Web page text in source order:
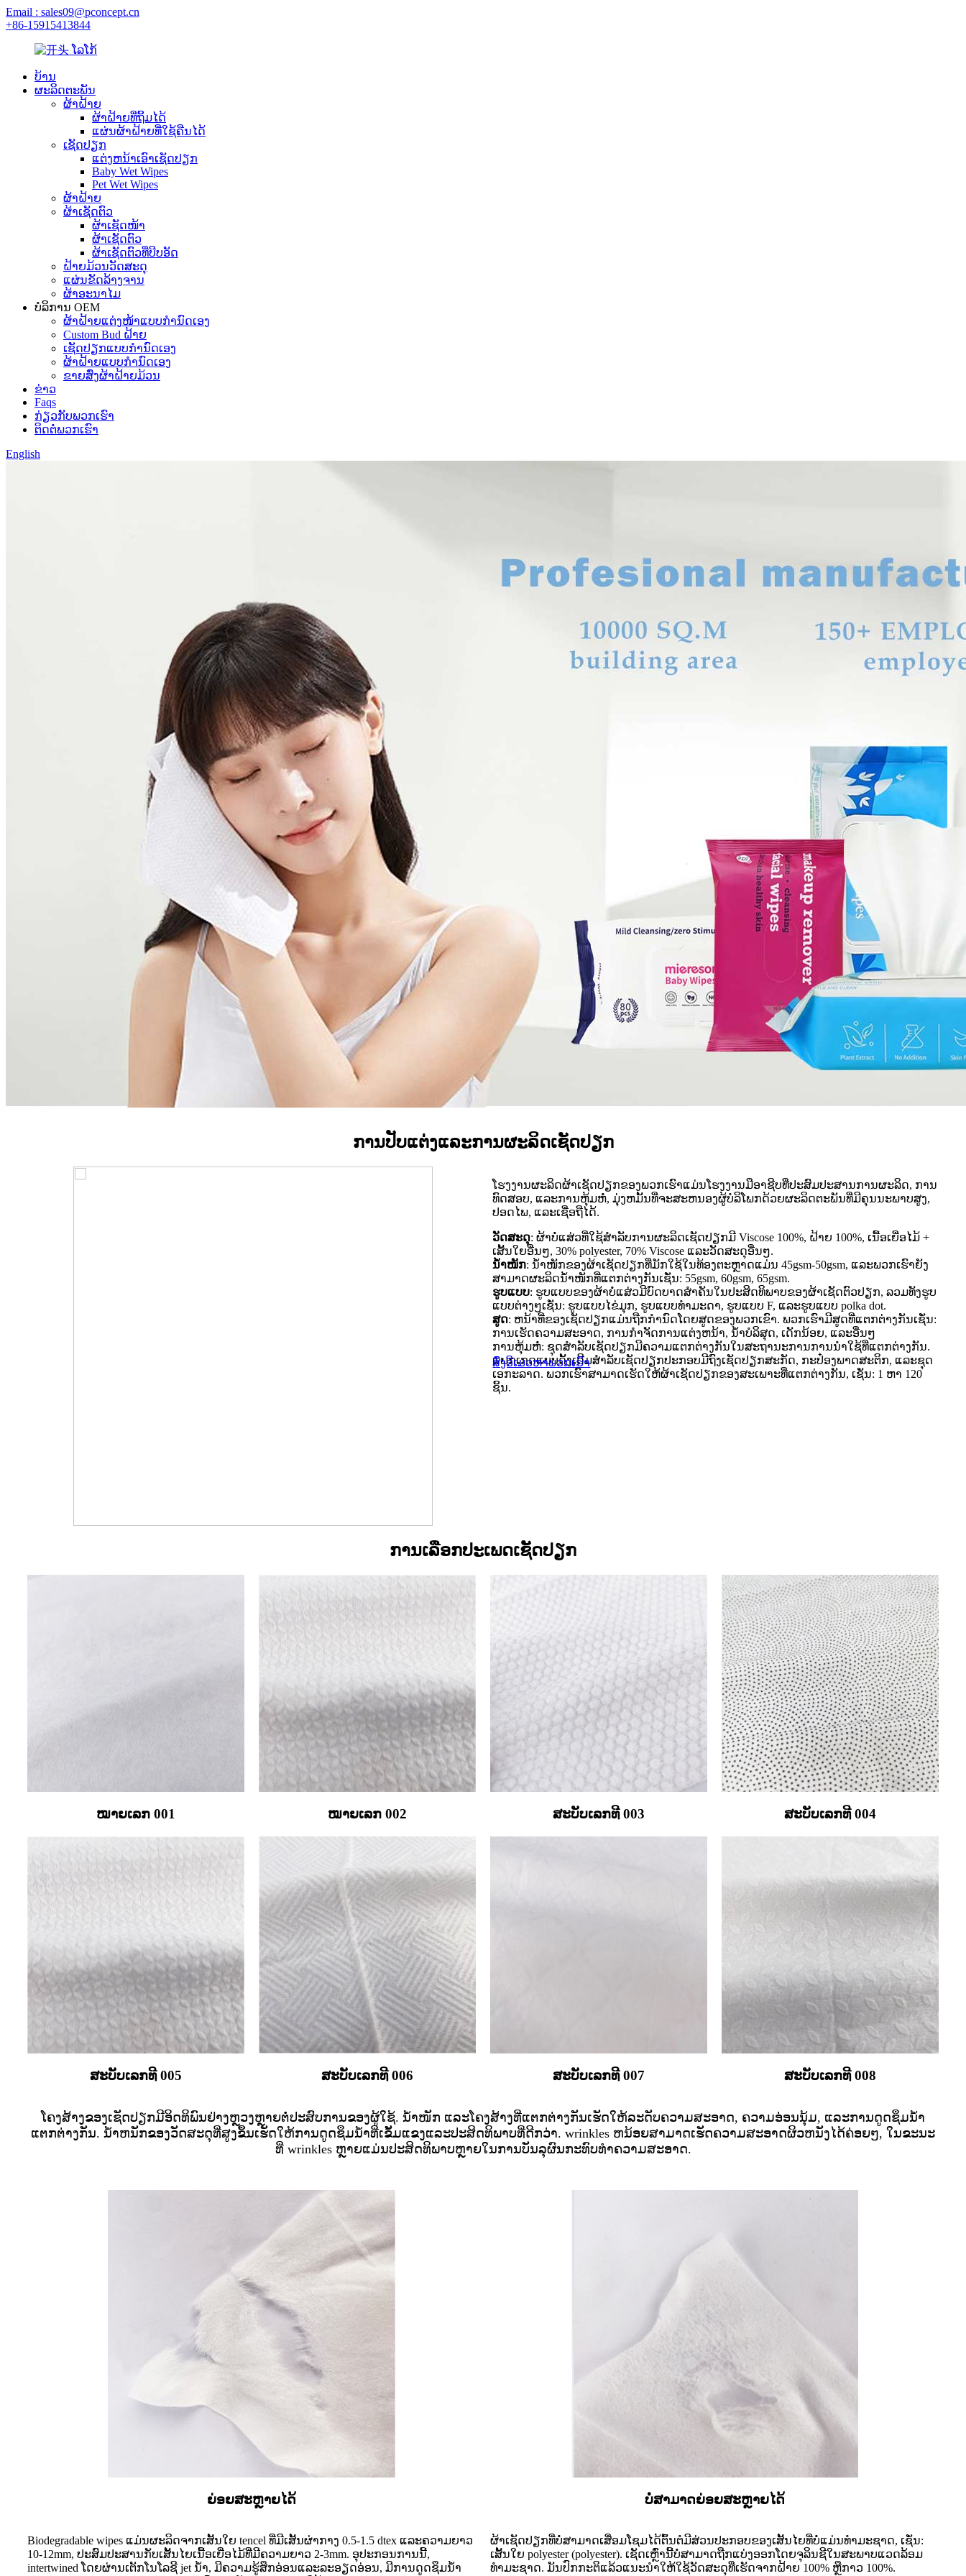
Email : sales09@pconcept.cn
+86-15915413844
ບ້ານ
ຜະລິດຕະພັນ
ຜ້າຝ້າຍ
ຜ້າຝ້າຍທີ່ຖິ້ມໄດ້
ແຜ່ນຜ້າຝ້າຍທີ່ໃຊ້ຄືນໄດ້
ເຊັດປຽກ
ແຕ່ງຫນ້າເອົາເຊັດປຽກ
Baby Wet Wipes
Pet Wet Wipes
ຜ້າຝ້າຍ
ຜ້າເຊັດຕົວ
ຜ້າເຊັດໜ້າ
ຜ້າເຊັດຕົວ
ຜ້າເຊັດຕົວທີ່ບີບອັດ
ຝ້າຍມ້ວນວັດສະດຸ
ແຜ່ນຂັດລ້າງຈານ
ຜ້າອະນາໄມ
ບໍລິການ OEM
ຜ້າຝ້າຍແຕ່ງໜ້າແບບກຳນົດເອງ
Custom Bud ຝ້າຍ
ເຊັດປຽກແບບກຳນົດເອງ
ຜ້າຝ້າຍແບບກຳນົດເອງ
ຂາຍສົ່ງຜ້າຝ້າຍມ້ວນ
ຂ່າວ
Faqs
ກ່ຽວກັບພວກເຮົາ
ຕິດຕໍ່ພວກເຮົາ
English
ການປັບແຕ່ງແລະການຜະລິດເຊັດປຽກ
ໂຮງງານຜະລິດຜ້າເຊັດປຽກຂອງພວກເຮົາແມ່ນໂຮງງານມືອາຊີບທີ່ປະສົມປະສານການຜະລິດ, ການ
ທົດສອບ, ແລະການຫຸ້ມຫໍ່, ມຸ່ງຫມັ້ນທີ່ຈະສະຫນອງຜູ້ບໍລິໂພກດ້ວຍຜະລິດຕະພັນທີ່ມີຄຸນນະພາບສູງ,
ປອດໄພ, ແລະເຊື່ອຖືໄດ້.
ວັດສະດຸ: ຜ້າບໍ່ແສ່ວທີ່ໃຊ້ສໍາລັບການຜະລິດເຊັດປຽກມີ Viscose 100%, ຝ້າຍ 100%, ເນື້ອເຍື່ອໄມ້ +
ເສັ້ນໃຍອື່ນໆ, 30% polyester, 70% Viscose ແລະວັດສະດຸອື່ນໆ.
ນ້ຳໜັກ: ນໍ້າໜັກຂອງຜ້າເຊັດປຽກທີ່ມັກໃຊ້ໃນທ້ອງຕະຫຼາດແມ່ນ 45gsm-50gsm, ແລະພວກເຮົາຍັງ
ສາມາດຜະລິດນໍ້າໜັກທີ່ແຕກຕ່າງກັນເຊັ່ນ: 55gsm, 60gsm, 65gsm.
ຮູບແບບ: ຮູບແບບຂອງຜ້າບໍ່ແສ່ວມີບົດບາດສໍາຄັນໃນປະສິດທິພາບຂອງຜ້າເຊັດຕົວປຽກ, ລວມທັງຮູບ
ແບບຕ່າງໆເຊັ່ນ: ຮູບແບບໄຂ່ມຸກ, ຮູບແບບທໍາມະດາ, ຮູບແບບ F, ແລະຮູບແບບ polka dot.
ສູດ: ຫນ້າທີ່ຂອງເຊັດປຽກແມ່ນຖືກກໍານົດໂດຍສູດຂອງພວກເຂົາ. ພວກເຮົາມີສູດທີ່ແຕກຕ່າງກັນເຊັ່ນ:
ການເຮັດຄວາມສະອາດ, ການກໍາຈັດການແຕ່ງຫນ້າ, ນ້ໍາບໍລິສຸດ, ເດັກນ້ອຍ, ແລະອື່ນໆ
ການຫຸ້ມຫໍ່: ຊຸດສໍາລັບເຊັດປຽກມີຄວາມແຕກຕ່າງກັນໃນສະຖານະການການນໍາໃຊ້ທີ່ແຕກຕ່າງກັນ.
ແພກເກດແບບດັ້ງເດີມສໍາລັບເຊັດປຽກປະກອບມີຖົງເຊັດປຽກສະກັດ, ກະປ໋ອງພາດສະຕິກ, ແລະຊຸດ
ເອກະລາດ. ພວກເຮົາສາມາດເຮັດໃຫ້ຜ້າເຊັດປຽກຂອງສະເພາະທີ່ແຕກຕ່າງກັນ, ເຊັ່ນ: 1 ຫາ 120
ຊິ້ນ.
ສົ່ງອີເມວຫາພວກເຮົາ
ການເລືອກປະເພດເຊັດປຽກ
ໝາຍເລກ 001 ໝາຍເລກ 002 ສະບັບເລກທີ 003 ສະບັບເລກທີ 004
ສະບັບເລກທີ 005 ສະບັບເລກທີ 006 ສະບັບເລກທີ 007 ສະບັບເລກທີ 008
ໂຄງສ້າງຂອງເຊັດປຽກມີອິດທິພົນຢ່າງຫຼວງຫຼາຍຕໍ່ປະສົບການຂອງຜູ້ໃຊ້. ນ້ຳໜັກ ແລະໂຄງສ້າງທີ່ແຕກຕ່າງກັນເຮັດໃຫ້ລະດັບຄວາມສະອາດ, ຄວາມອ່ອນນຸ້ມ, ແລະການດູດຊຶມນ້ຳ
ແຕກຕ່າງກັນ. ນ້ໍາຫນັກຂອງວັດສະດຸທີ່ສູງຂຶ້ນເຮັດໃຫ້ການດູດຊຶມນ້ໍາທີ່ເຂັ້ມແຂງແລະປະສິດທິພາບທີ່ດີກວ່າ. wrinkles ຫນ້ອຍສາມາດເຮັດຄວາມສະອາດຜິວຫນັງໄດ້ຄ່ອຍໆ, ໃນຂະນະ
ທີ່ wrinkles ຫຼາຍແມ່ນປະສິດທິພາບຫຼາຍໃນການບັນລຸຜົນກະທົບທໍາຄວາມສະອາດ.
ຍ່ອຍສະຫຼາຍໄດ້
Biodegradable wipes ແມ່ນຜະລິດຈາກເສັ້ນໃຍ tencel ທີ່ມີເສັ້ນຜ່າກາງ 0.5-1.5 dtex ແລະຄວາມຍາວ
10-12mm, ປະສົມປະສານກັບເສັ້ນໄຍເນື້ອເຍື່ອໄມ້ທີ່ມີຄວາມຍາວ 2-3mm. ອຸປະກອນການນີ້,
intertwined ໂດຍຜ່ານເຕັກໂນໂລຊີ jet ນ້ໍາ, ມີຄວາມຮູ້ສຶກອ່ອນແລະລະອຽດອ່ອນ, ມີການດູດຊຶມນ້ໍາ
ບໍ່ສາມາດຍ່ອຍສະຫຼາຍໄດ້
ຜ້າເຊັດປຽກທີ່ບໍ່ສາມາດເສື່ອມໂຊມໄດ້ຕົ້ນຕໍມີສ່ວນປະກອບຂອງເສັ້ນໄຍທີ່ບໍ່ແມ່ນທໍາມະຊາດ, ເຊັ່ນ:
ເສັ້ນໃຍ polyester (polyester). ເຊັດເຫຼົ່ານີ້ບໍ່ສາມາດຖືກແບ່ງອອກໂດຍຈຸລິນຊີໃນສະພາບແວດລ້ອມ
ທໍາມະຊາດ. ມັນປົກກະຕິແລ້ວແນະນໍາໃຫ້ໃຊ້ວັດສະດຸທີ່ເຮັດຈາກຝ້າຍ 100% ຫຼືກາວ 100%.